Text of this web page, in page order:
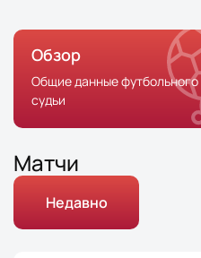
Обзор
Общие данные футбольного
судьи
Матчи
Недавно